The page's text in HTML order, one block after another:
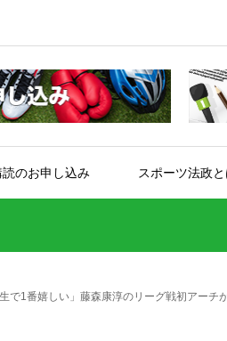
読のお申し込み スポーツ法政と
で1番嬉しい」藤森康淳のリーグ戦初アーチ